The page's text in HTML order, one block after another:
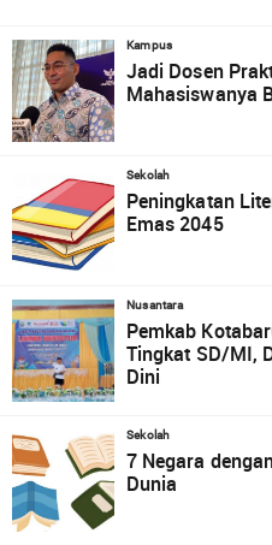
Kampus
Jadi Dosen
Mahasiswanya
Sekolah
Peningkatan
Emas 2045
Nusantara
Pemkab
Tingkat SD/MI,
Dini
Sekolah
7 Negara
Dunia